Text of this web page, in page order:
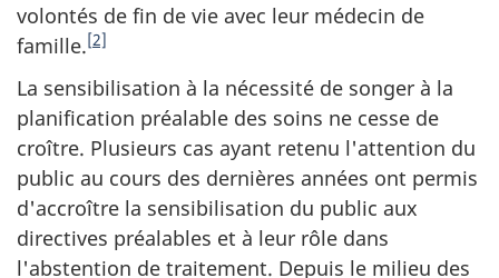
volontés de fin de vie avec leur médecin de
famille.[2]
La sensibilisation à la nécessité de songer à la
planification préalable des soins ne cesse de
croître. Plusieurs cas ayant retenu l'attention du
public au cours des dernières années ont permis
d'accroître la sensibilisation du public aux
directives préalables et à leur rôle dans
l'abstention de traitement. Depuis le milieu des